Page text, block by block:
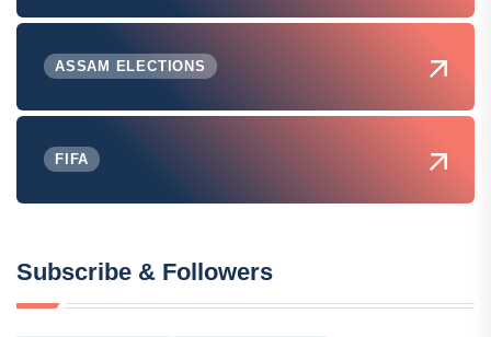
ASSAM ELECTIONS
FIFA
Subscribe & Followers